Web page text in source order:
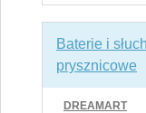
Baterie i
prysznicowe
DREAMART